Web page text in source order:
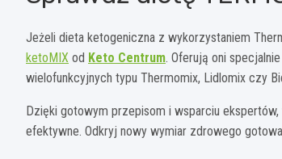
Jeżeli dieta ketogeniczna z wykorzystaniem
ketoMIX od Keto Centrum. Oferują oni
wielofunkcyjnych typu Thermomix, Lidlomix czy
Dzięki gotowym przepisom i wsparciu
efektywne. Odkryj nowy wymiar zdrowego